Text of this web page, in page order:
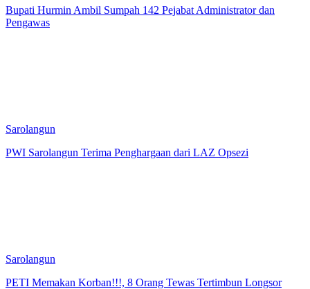
Bupati Hurmin Ambil Sumpah 142 Pejabat Administrator dan
Pengawas
Sarolangun
PWI Sarolangun Terima Penghargaan dari LAZ Opsezi
Sarolangun
PETI Memakan Korban!!!, 8 Orang Tewas Tertimbun Longsor